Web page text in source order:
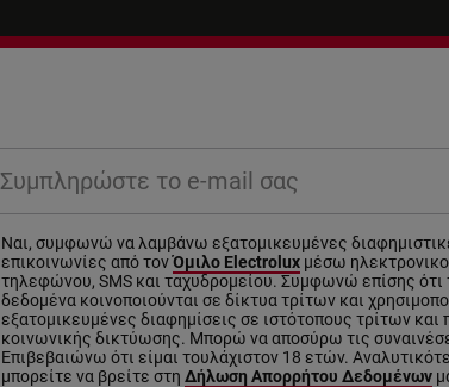
Ναι, συμφωνώ να λαμβάνω εξατομικευμένες
επικοινωνίες από τονΌμιλο Electrolux μέσω
τηλεφώνου, SMS και ταχυδρομείου. Συμφωνώ επίσης
δεδομένα κοινοποιούνται σε δίκτυα τρίτων και
εξατομικευμένες διαφημίσεις σε ιστότοπους τρίτων
κοινωνικής δικτύωσης. Μπορώ να αποσύρω τις
Επιβεβαιώνω ότι είμαι τουλάχιστον 18 ετών.
μπορείτε να βρείτε στη Δήλωση Απορρήτου Δεδομένων